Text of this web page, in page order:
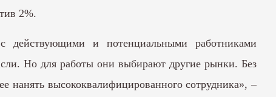
2%.
действующими и потенциальными работниками
Но для работы они выбирают другие рынки. Без
нанять высококвалифицированного сотрудника», –